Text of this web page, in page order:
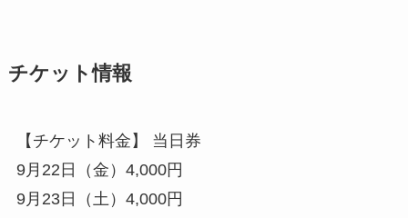
チケット情報
【チケット料金】 当日券
9月22日（金）4,000円
9月23日（土）4,000円